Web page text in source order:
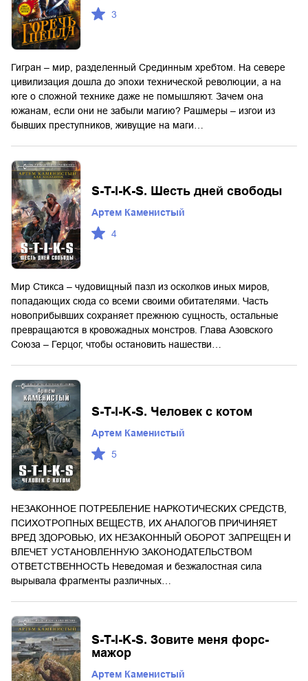
3
Гигран – мир, разделенный Срединным хребтом. На севере
цивилизация дошла до эпохи технической революции, а на
юге о сложной технике даже не помышляют. Зачем она
южанам, если они не забыли магию? Рашмеры – изгои из
бывших преступников, живущие на маги…
S-T-I-K-S. Шесть дней свободы
Артем Каменистый
4
Мир Стикса – чудовищный пазл из осколков иных миров,
попадающих сюда со всеми своими обитателями. Часть
новоприбывших сохраняет прежнюю сущность, остальные
превращаются в кровожадных монстров. Глава Азовского
Союза – Герцог, чтобы остановить нашестви…
S-T-I-K-S. Человек с котом
Артем Каменистый
5
НЕЗАКОННОЕ ПОТРЕБЛЕНИЕ НАРКОТИЧЕСКИХ СРЕДСТВ,
ПСИХОТРОПНЫХ ВЕЩЕСТВ, ИХ АНАЛОГОВ ПРИЧИНЯЕТ
ВРЕД ЗДОРОВЬЮ, ИХ НЕЗАКОННЫЙ ОБОРОТ ЗАПРЕЩЕН И
ВЛЕЧЕТ УСТАНОВЛЕННУЮ ЗАКОНОДАТЕЛЬСТВОМ
ОТВЕТСТВЕННОСТЬ Неведомая и безжалостная сила
вырывала фрагменты различных…
S-T-I-K-S. Зовите меня форс-
мажор
Артем Каменистый